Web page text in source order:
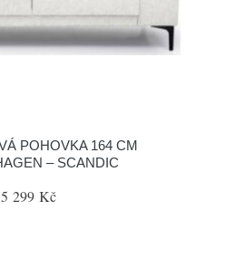
POHOVKA 164 CM
– SCANDIC
299 Kč